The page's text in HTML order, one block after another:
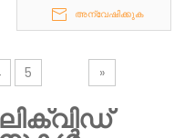
അന്വേഷിക്കുക
5 »